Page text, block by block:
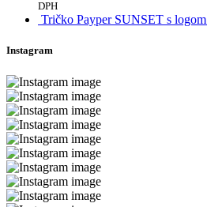
DPH
Tričko Payper SUNSET s logom
Instagram